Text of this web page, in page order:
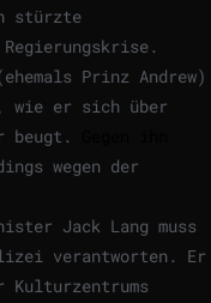
stürzte
Prinz Andrew)
wie er sich über
beugt.
wegen der
Jack Lang muss
verantworten. Er